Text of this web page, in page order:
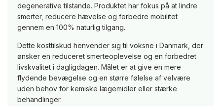
degenerative tilstande. Produktet har fokus på at lindre
smerter, reducere hævelse og forbedre mobilitet
gennem en 100% naturlig tilgang.
Dette kosttilskud henvender sig til voksne i Danmark, der
ønsker en reduceret smerteoplevelse og en forbedret
livskvalitet i dagligdagen. Målet er at give en mere
flydende bevægelse og en større følelse af velvære
uden behov for kemiske lægemidler eller stærke
behandlinger.